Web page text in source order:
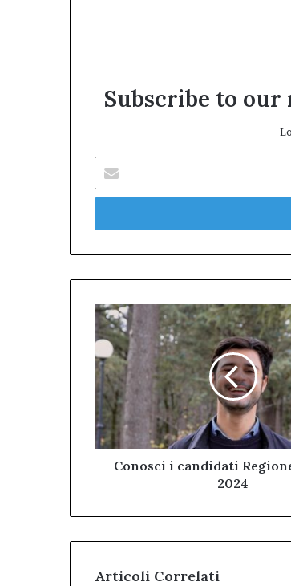
Subscribe to
tuo
mail
Conosci
i
candidati
Regione
Abruzzo
2024
Conosci i candidati
2024
Articoli Correlati